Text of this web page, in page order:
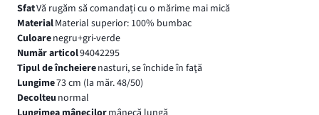
SfatVă rugăm să comandați cu o mărime mai mică
MaterialMaterial superior: 100% bumbac
Culoarenegru+gri-verde
Număr articol94042295
Tipul de încheierenasturi, se închide în faţă
Lungime73 cm (la măr. 48/50)
Decolteu normal